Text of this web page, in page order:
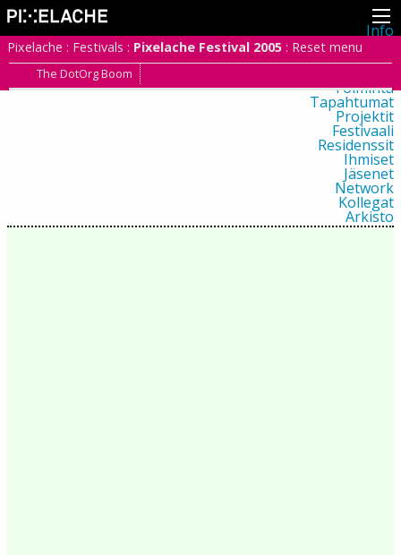
Info
Pikseliähkystä
Viimeisimmät uutiset
Toiminta
Tapahtumat
Projektit
Festivaali
Residenssit
Ihmiset
Jäsenet
Network
Kollegat
Arkisto
Kaikki julkaisut
Pixelache : Festivals : Pixelache Festival 2005 : Reset menu
The DotOrg Boom